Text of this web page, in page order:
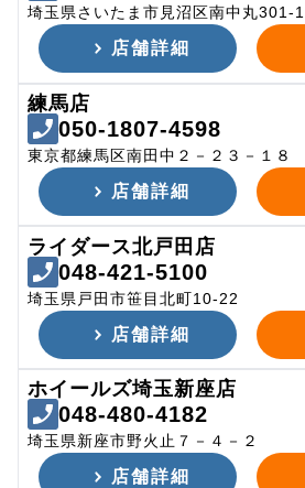
埼玉県さいたま市見沼区南中丸301-1
店舗詳細
練馬店
050-1807-4598
東京都練馬区南田中２－２３－１８
店舗詳細
ライダース北戸田店
048-421-5100
埼玉県戸田市笹目北町10-22
店舗詳細
ホイールズ埼玉新座店
048-480-4182
埼玉県新座市野火止７－４－２
店舗詳細